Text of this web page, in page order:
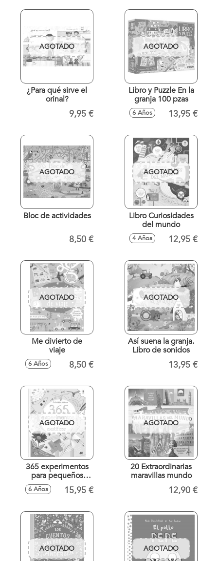
AGOTADO
¿Para qué sirve el
orinal?
9,95 €
AGOTADO
Libro y Puzzle En la
granja 100 pzas
6 Años 13,95 €
AGOTADO
Bloc de actividades
8,50 €
AGOTADO
Libro Curiosidades
del mundo
4 Años 12,95 €
AGOTADO
Me divierto de
viaje
6 Años 8,50 €
AGOTADO
Así suena la granja.
Libro de sonidos
13,95 €
AGOTADO
365 experimentos
para pequeños
científicos
6 Años 15,95 €
AGOTADO
20 Extraordinarias
maravillas mundo
12,90 €
AGOTADO AGOTADO